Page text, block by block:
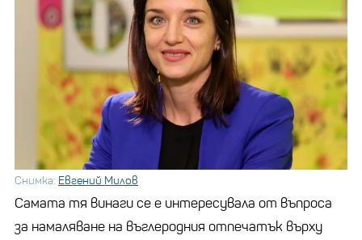
Снимка: Евгений Милов
Самата тя винаги се е интересувала от въпроса
за намаляване на въглеродния отпечатък върху